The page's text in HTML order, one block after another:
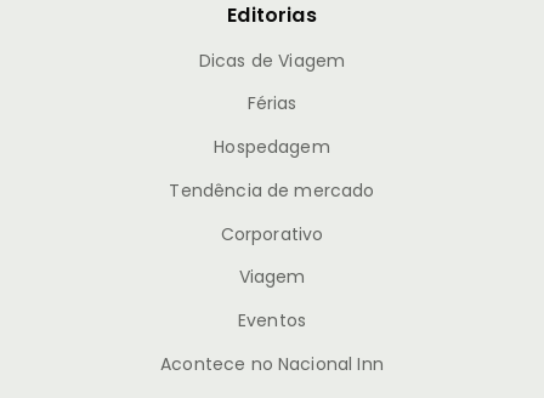
Editorias
Dicas de Viagem
Férias
Hospedagem
Tendência de mercado
Corporativo
Viagem
Eventos
Acontece no Nacional Inn